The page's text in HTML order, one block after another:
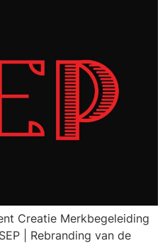
Creatie Merkbegeleiding
| Rebranding van de